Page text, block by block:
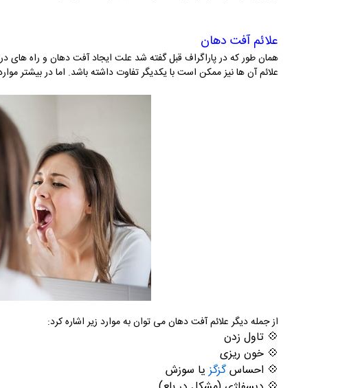
علائم آفت دهان
همان طور که در پاراگراف قبل گفته شد علت ایجاد آفت دهان و راه های
علائم آن ها نیز ممکن است با یکدیگر تفاوت داشته باشد. اما در بیشتر
از جمله دیگر علائم آفت دهان می توان به موارد زیر اشاره کرد:
💠 تاول زدن
💠 خون ریزی
💠 احساسگزگزیا سوزش